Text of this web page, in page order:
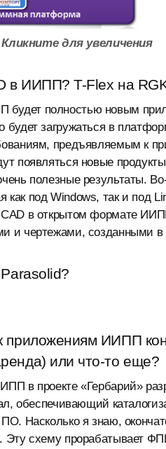
Кликните для увеличения
в ИИПП? T-Flex на
полностью новым
загружаться в
предъявляемым к
появляться новые
полезные результаты.
под Windows, так и под
в открытом формате
и чертежами, созданными в
приложениям ИИПП
или что-то еще?
в проекте «Гербарий»
обеспечивающий
Насколько я знаю,
схему прорабатывает